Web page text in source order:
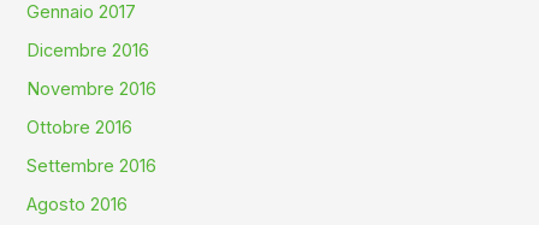
Gennaio 2017
Dicembre 2016
Novembre 2016
Ottobre 2016
Settembre 2016
Agosto 2016